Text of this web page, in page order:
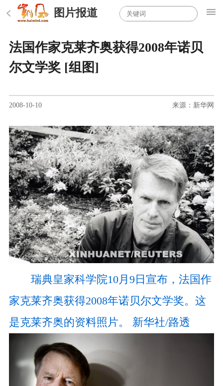
图片报道
法国作家克莱齐奥获得2008年诺贝
尔文学奖 [组图]
2008-10-10 来源：新华网
瑞典皇家科学院10月9日宣布，法国作
家克莱齐奥获得2008年诺贝尔文学奖。这
是克莱齐奥的资料照片。 新华社/路透